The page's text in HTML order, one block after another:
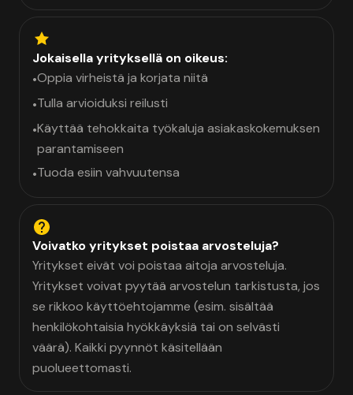
Jokaisella yrityksellä on oikeus:
•Oppia virheistä ja korjata niitä
•Tulla arvioiduksi reilusti
•Käyttää tehokkaita työkaluja asiakaskokemuksen
parantamiseen
•Tuoda esiin vahvuutensa
Voivatko yritykset poistaa arvosteluja?
Yritykset eivät voi poistaa aitoja arvosteluja.
Yritykset voivat pyytää arvostelun tarkistusta, jos
se rikkoo käyttöehtojamme (esim. sisältää
henkilökohtaisia hyökkäyksiä tai on selvästi
väärä). Kaikki pyynnöt käsitellään
puolueettomasti.